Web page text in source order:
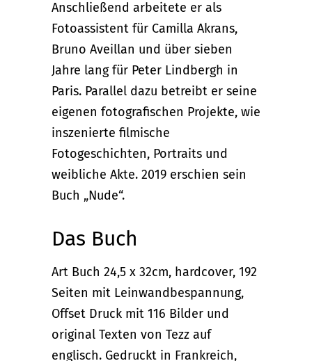
Anschließend arbeitete er als
Fotoassistent für Camilla Akrans,
Bruno Aveillan und über sieben
Jahre lang für Peter Lindbergh in
Paris. Parallel dazu betreibt er seine
eigenen fotografischen Projekte, wie
inszenierte filmische
Fotogeschichten, Portraits und
weibliche Akte. 2019 erschien sein
Buch „Nude“.
Das Buch
Art Buch 24,5 x 32cm, hardcover, 192
Seiten mit Leinwandbespannung,
Offset Druck mit 116 Bilder und
original Texten von Tezz auf
englisch. Gedruckt in Frankreich,